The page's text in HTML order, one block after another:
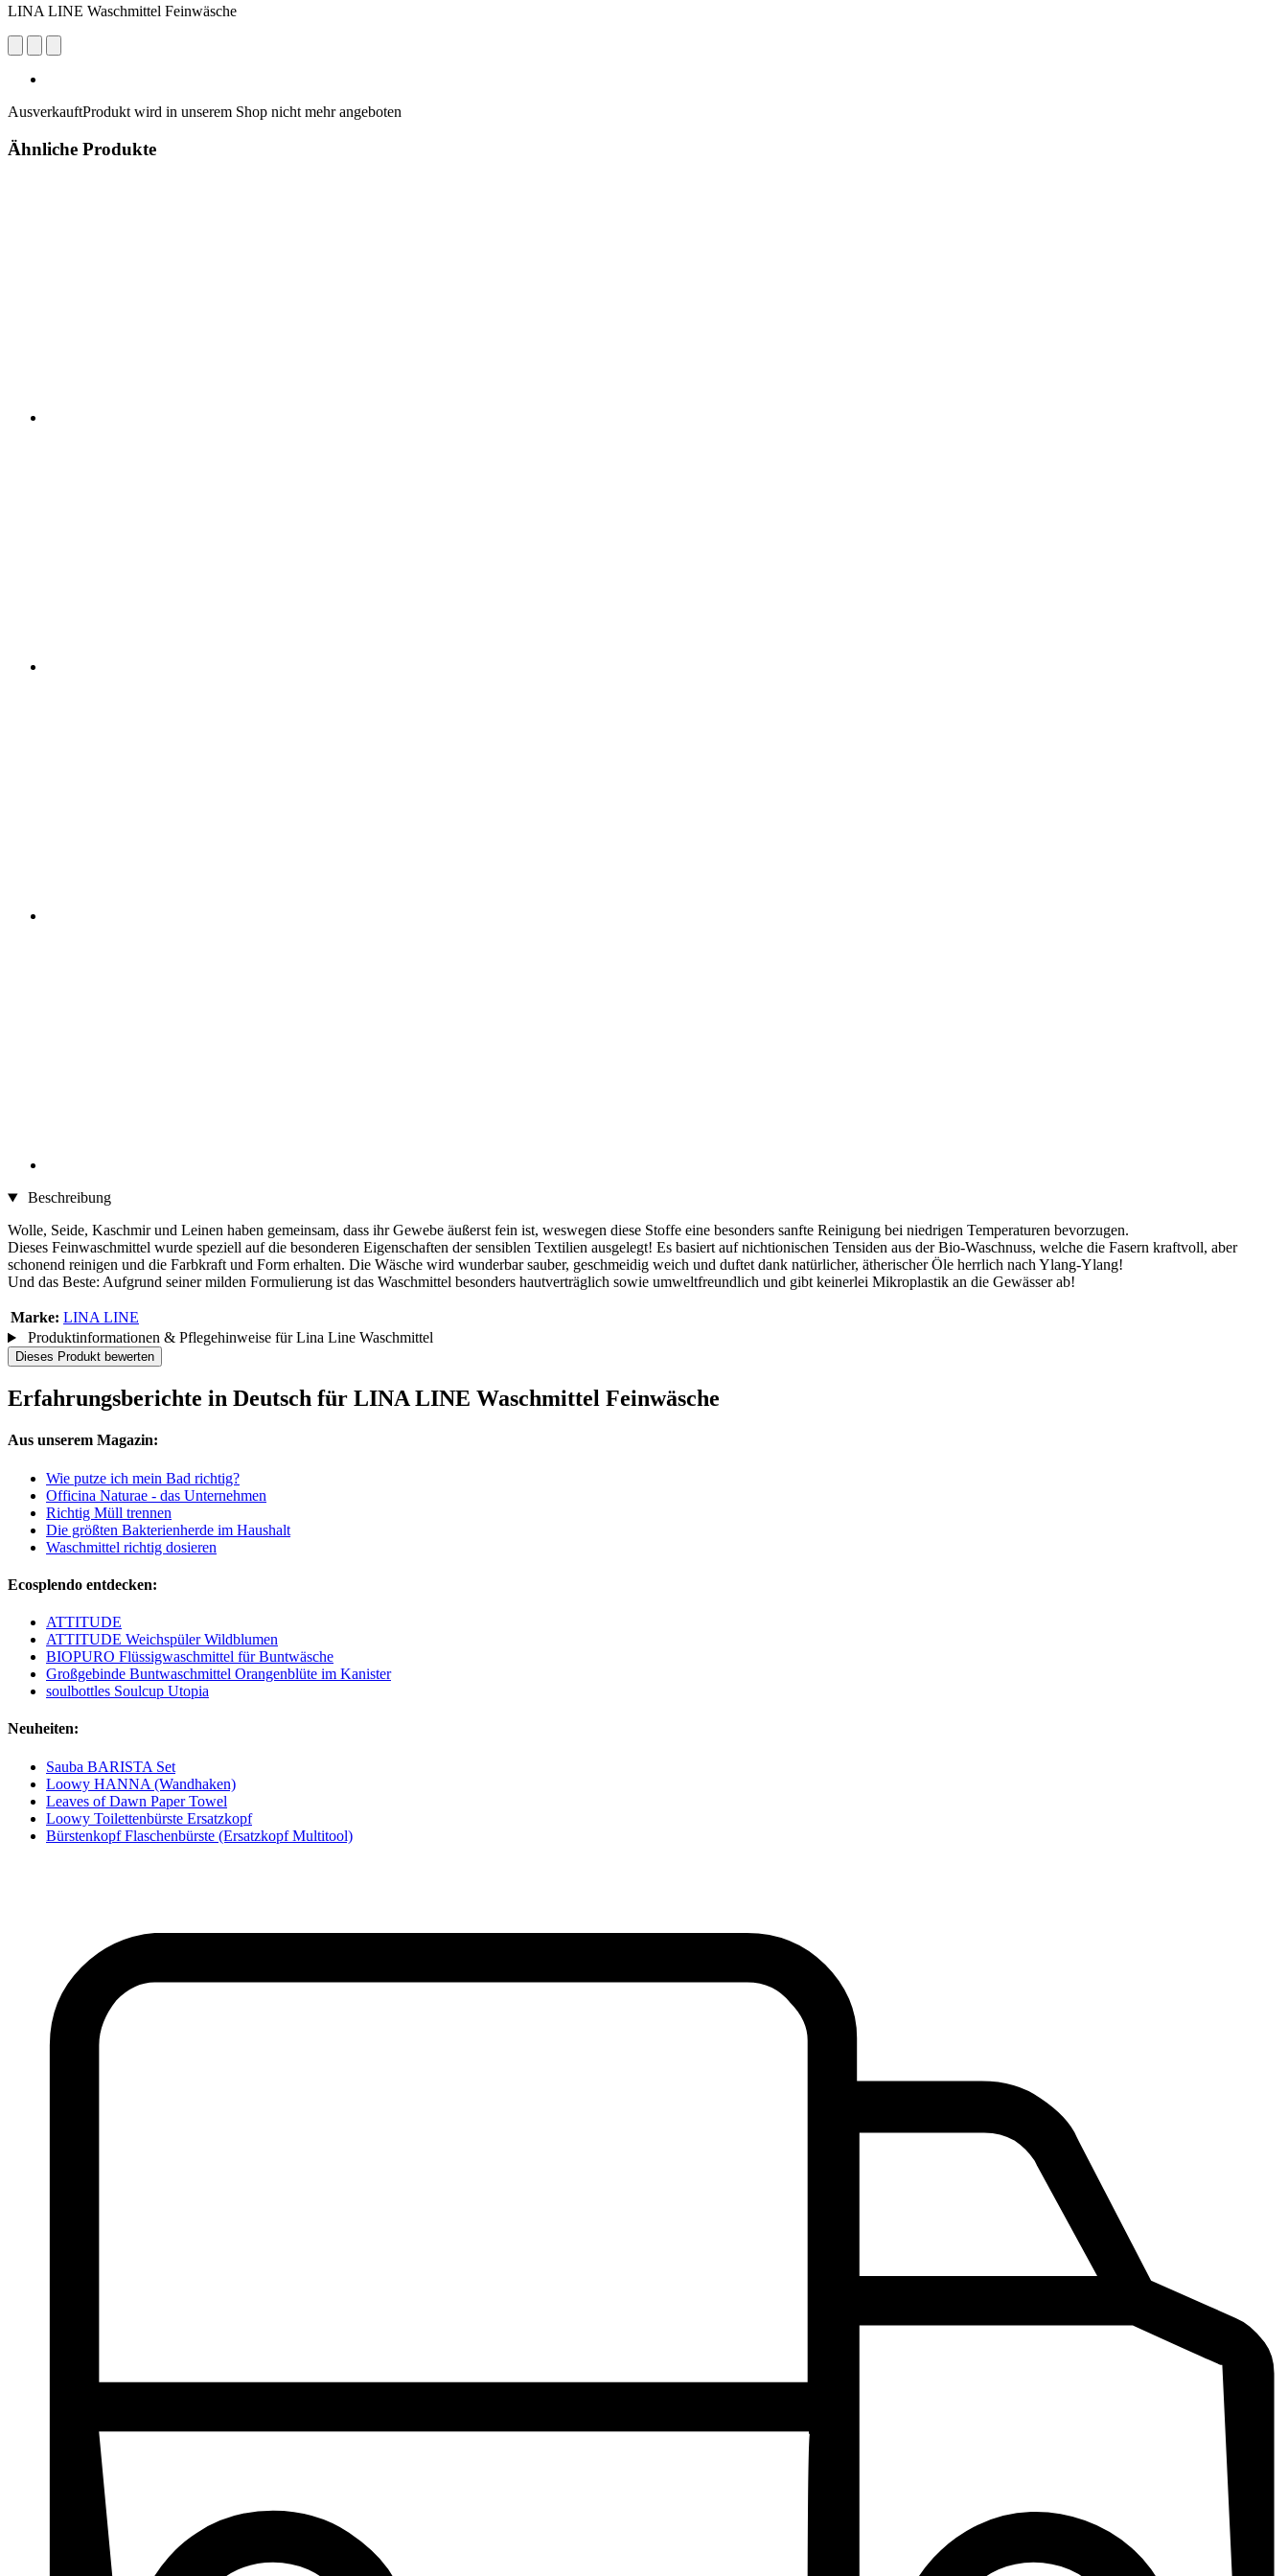
LINA LINE Waschmittel Feinwäsche
AusverkauftProdukt wird in unserem Shop nicht mehr angeboten
Ähnliche Produkte
Beschreibung
Wolle, Seide, Kaschmir und Leinen haben gemeinsam, dass ihr Gewebe äußerst fein ist, weswegen diese Stoffe eine besonders sanfte Reinigung bei niedrigen Temperaturen bevorzugen.
Dieses Feinwaschmittel wurde speziell auf die besonderen Eigenschaften der sensiblen Textilien ausgelegt! Es basiert auf nichtionischen Tensiden aus der Bio-Waschnuss, welche die Fasern kraftvoll, aber
schonend reinigen und die Farbkraft und Form erhalten. Die Wäsche wird wunderbar sauber, geschmeidig weich und duftet dank natürlicher, ätherischer Öle herrlich nach Ylang-Ylang!
Und das Beste: Aufgrund seiner milden Formulierung ist das Waschmittel besonders hautverträglich sowie umweltfreundlich und gibt keinerlei Mikroplastik an die Gewässer ab!
Marke: LINA LINE
Produktinformationen & Pflegehinweise für Lina Line Waschmittel
Dieses Produkt bewerten
Erfahrungsberichte in Deutsch für LINA LINE Waschmittel Feinwäsche
Aus unserem Magazin:
Wie putze ich mein Bad richtig?
Officina Naturae - das Unternehmen
Richtig Müll trennen
Die größten Bakterienherde im Haushalt
Waschmittel richtig dosieren
Ecosplendo entdecken:
ATTITUDE
ATTITUDE Weichspüler Wildblumen
BIOPURO Flüssigwaschmittel für Buntwäsche
Großgebinde Buntwaschmittel Orangenblüte im Kanister
soulbottles Soulcup Utopia
Neuheiten:
Sauba BARISTA Set
Loowy HANNA (Wandhaken)
Leaves of Dawn Paper Towel
Loowy Toilettenbürste Ersatzkopf
Bürstenkopf Flaschenbürste (Ersatzkopf Multitool)